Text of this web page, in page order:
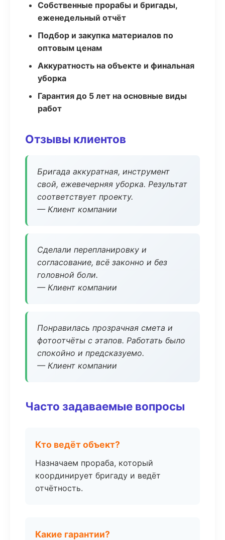
Собственные прорабы и бригады,
еженедельный отчёт
Подбор и закупка материалов по
оптовым ценам
Аккуратность на объекте и финальная
уборка
Гарантия до 5 лет на основные виды
работ
Отзывы клиентов
Бригада аккуратная, инструмент
свой, ежевечерняя уборка. Результат
соответствует проекту.
— Клиент компании
Сделали перепланировку и
согласование, всё законно и без
головной боли.
— Клиент компании
Понравилась прозрачная смета и
фотоотчёты с этапов. Работать было
спокойно и предсказуемо.
— Клиент компании
Часто задаваемые вопросы
Кто ведёт объект?
Назначаем прораба, который
координирует бригаду и ведёт
отчётность.
Какие гарантии?